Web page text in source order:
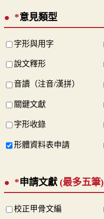
*意見類型
字形與用字
說文釋形
音讀（注音/漢拼）
關鍵文獻
字形收錄
形體資料表申請
*申請文獻(最多五筆)
校正甲骨文編